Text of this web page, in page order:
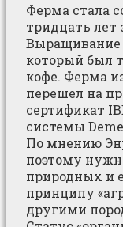
Ферма стала
тридцать лет
Выращивание
который был
кофе. Ферма
перешел на
сертификат
системы
По мнению
поэтому
природных и
принципу
другими